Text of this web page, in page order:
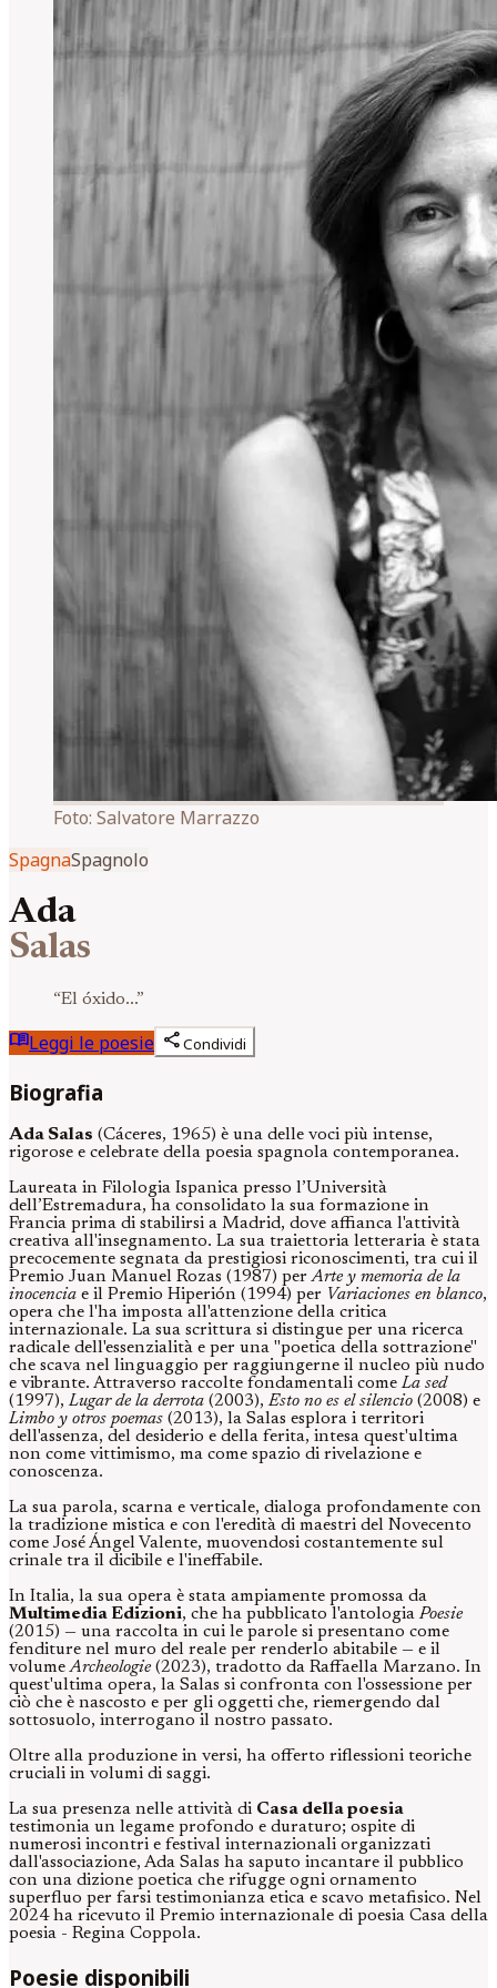
Foto: Salvatore Marrazzo
SpagnaSpagnolo
Ada
Salas
“El óxido...”
menu_bookLeggi le poesie shareCondividi
Biografia
Ada Salas (Cáceres, 1965) è una delle voci più intense,
rigorose e celebrate della poesia spagnola contemporanea.
Laureata in Filologia Ispanica presso l’Università
dell’Estremadura, ha consolidato la sua formazione in
Francia prima di stabilirsi a Madrid, dove affianca l'attività
creativa all'insegnamento. La sua traiettoria letteraria è stata
precocemente segnata da prestigiosi riconoscimenti, tra cui il
Premio Juan Manuel Rozas (1987) perArte y memoria de la
inocencia e il Premio Hiperión (1994) per Variaciones en blanco,
opera che l'ha imposta all'attenzione della critica
internazionale. La sua scrittura si distingue per una ricerca
radicale dell'essenzialità e per una "poetica della sottrazione"
che scava nel linguaggio per raggiungerne il nucleo più nudo
e vibrante. Attraverso raccolte fondamentali come La sed
(1997), Lugar de la derrota (2003), Esto no es el silencio (2008) e
Limbo y otros poemas (2013), la Salas esplora i territori
dell'assenza, del desiderio e della ferita, intesa quest'ultima
non come vittimismo, ma come spazio di rivelazione e
conoscenza.
La sua parola, scarna e verticale, dialoga profondamente con
la tradizione mistica e con l'eredità di maestri del Novecento
come José Ángel Valente, muovendosi costantemente sul
crinale tra il dicibile e l'ineffabile.
In Italia, la sua opera è stata ampiamente promossa da
Multimedia Edizioni, che ha pubblicato l'antologia Poesie
(2015) — una raccolta in cui le parole si presentano come
fenditure nel muro del reale per renderlo abitabile — e il
volumeArcheologie(2023), tradotto da Raffaella Marzano. In
quest'ultima opera, la Salas si confronta con l'ossessione per
ciò che è nascosto e per gli oggetti che, riemergendo dal
sottosuolo, interrogano il nostro passato.
Oltre alla produzione in versi, ha offerto riflessioni teoriche
cruciali in volumi di saggi.
La sua presenza nelle attività di Casa della poesia
testimonia un legame profondo e duraturo; ospite di
numerosi incontri e festival internazionali organizzati
dall'associazione, Ada Salas ha saputo incantare il pubblico
con una dizione poetica che rifugge ogni ornamento
superfluo per farsi testimonianza etica e scavo metafisico. Nel
2024 ha ricevuto il Premio internazionale di poesia Casa della
poesia - Regina Coppola.
Poesie disponibili